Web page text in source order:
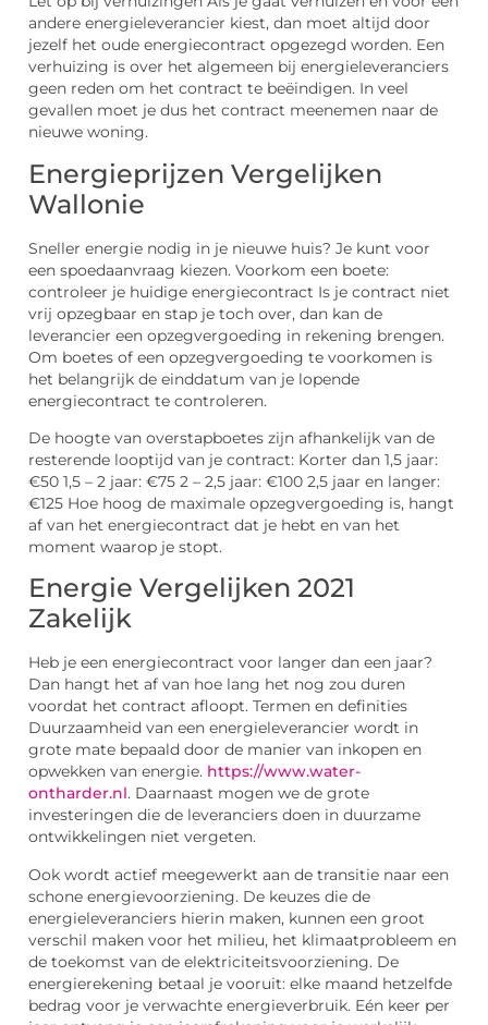
andere energieleverancier kiest, dan moet altijd door
jezelf het oude energiecontract opgezegd worden. Een
verhuizing is over het algemeen bij energieleveranciers
geen reden om het contract te beëindigen. In veel
gevallen moet je dus het contract meenemen naar de
nieuwe woning.
Energieprijzen Vergelijken
Wallonie
Sneller energie nodig in je nieuwe huis? Je kunt voor
een spoedaanvraag kiezen. Voorkom een boete:
controleer je huidige energiecontract Is je contract niet
vrij opzegbaar en stap je toch over, dan kan de
leverancier een opzegvergoeding in rekening brengen.
Om boetes of een opzegvergoeding te voorkomen is
het belangrijk de einddatum van je lopende
energiecontract te controleren.
De hoogte van overstapboetes zijn afhankelijk van de
resterende looptijd van je contract: Korter dan 1,5 jaar:
€50 1,5 – 2 jaar: €75 2 – 2,5 jaar: €100 2,5 jaar en langer:
€125 Hoe hoog de maximale opzegvergoeding is, hangt
af van het energiecontract dat je hebt en van het
moment waarop je stopt.
Energie Vergelijken 2021
Zakelijk
Heb je een energiecontract voor langer dan een jaar?
Dan hangt het af van hoe lang het nog zou duren
voordat het contract afloopt. Termen en definities
Duurzaamheid van een energieleverancier wordt in
grote mate bepaald door de manier van inkopen en
opwekken van energie. https://www.water-
ontharder.nl. Daarnaast mogen we de grote
investeringen die de leveranciers doen in duurzame
ontwikkelingen niet vergeten.
Ook wordt actief meegewerkt aan de transitie naar een
schone energievoorziening. De keuzes die de
energieleveranciers hierin maken, kunnen een groot
verschil maken voor het milieu, het klimaatprobleem en
de toekomst van de elektriciteitsvoorziening. De
energierekening betaal je vooruit: elke maand hetzelfde
bedrag voor je verwachte energieverbruik. Eén keer per